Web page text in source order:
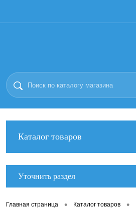
Каталог товаров
Уточнить раздел
Главная страница • Каталог товаров •